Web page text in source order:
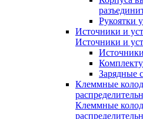
Рукоятки
Источники и
Источники и
Зарядные
Клеммные
Клеммные